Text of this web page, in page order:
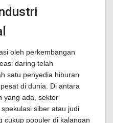
oleh perkembangan
daring telah
satu penyedia hiburan
di dunia. Di antara
yang ada, sektor
siber atau judi
cukup populer di kalangan